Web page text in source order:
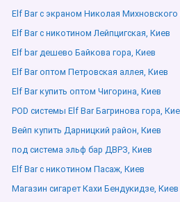
Elf Bar с экраном Николая Михновского
Elf Bar с никотином Лейпцигская, Киев
Elf bar дешево Байкова гора, Киев
Elf Bar оптом Петровская аллея, Киев
Elf Bar купить оптом Чигорина, Киев
POD системы Elf Bar Багринова гора,
Вейп купить Дарницкий район, Киев
под система эльф бар ДВРЗ, Киев
Elf Bar с никотином Пасаж, Киев
Магазин сигарет Кахи Бендукидзе, Киев